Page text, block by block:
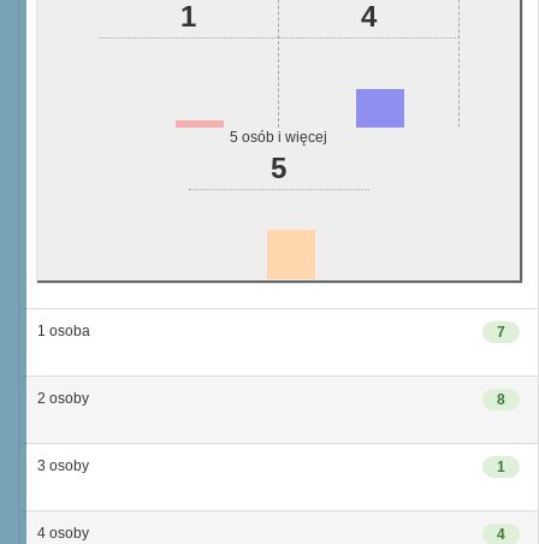
1 4
5 osób i więcej
5
7
1 osoba
8
2 osoby
1
3 osoby
4
4 osoby